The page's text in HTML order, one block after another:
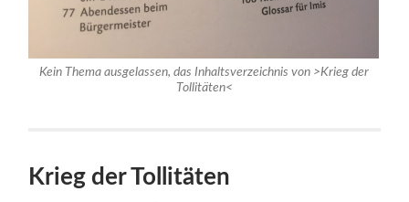
Kein Thema ausgelassen, das Inhaltsverzeichnis von >Krieg der
Tollitäten<
Krieg der Tollitäten